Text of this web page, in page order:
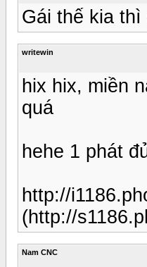
Gái thế kia
writewin
hix hix, miền
quá
hehe 1 phát
http://
(http://
Nam CNC